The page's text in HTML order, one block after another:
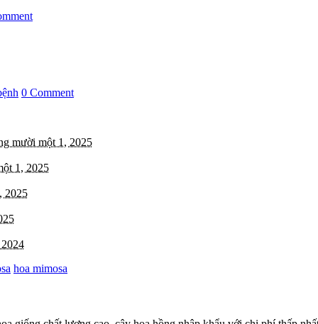
0 Comment
mười một 1, 2025
1, 2025
2025
hoa mimosa